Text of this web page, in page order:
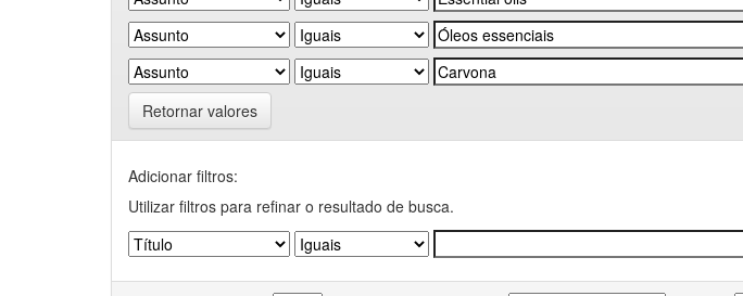
Retornar valores
Adicionar filtros:
Utilizar filtros para refinar o resultado de busca.